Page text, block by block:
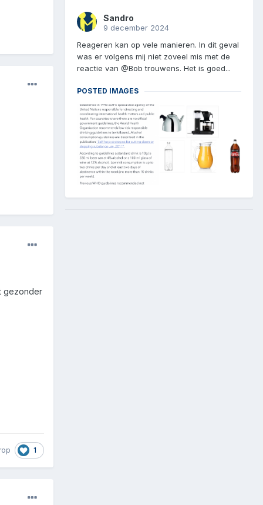
gezonder
1
Sandro
9 december 2024
Reageren kan op vele manieren. In dit geval
was er volgens mij niet zoveel mis met de
reactie van @Bob trouwens. Het is goed...
POSTED IMAGES